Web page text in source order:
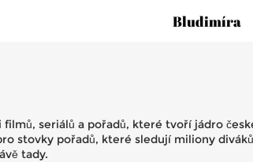
Bludimíra
seriálů a pořadů, které tvoří jádro
stovky pořadů, které sledují miliony
tady.